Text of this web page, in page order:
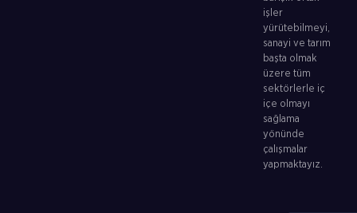
işler
yürütebilmeyi,
sanayi ve tarım
başta olmak
üzere tüm
sektörlerle iç
içe olmayı
sağlama
yönünde
çalışmalar
yapmaktayız.